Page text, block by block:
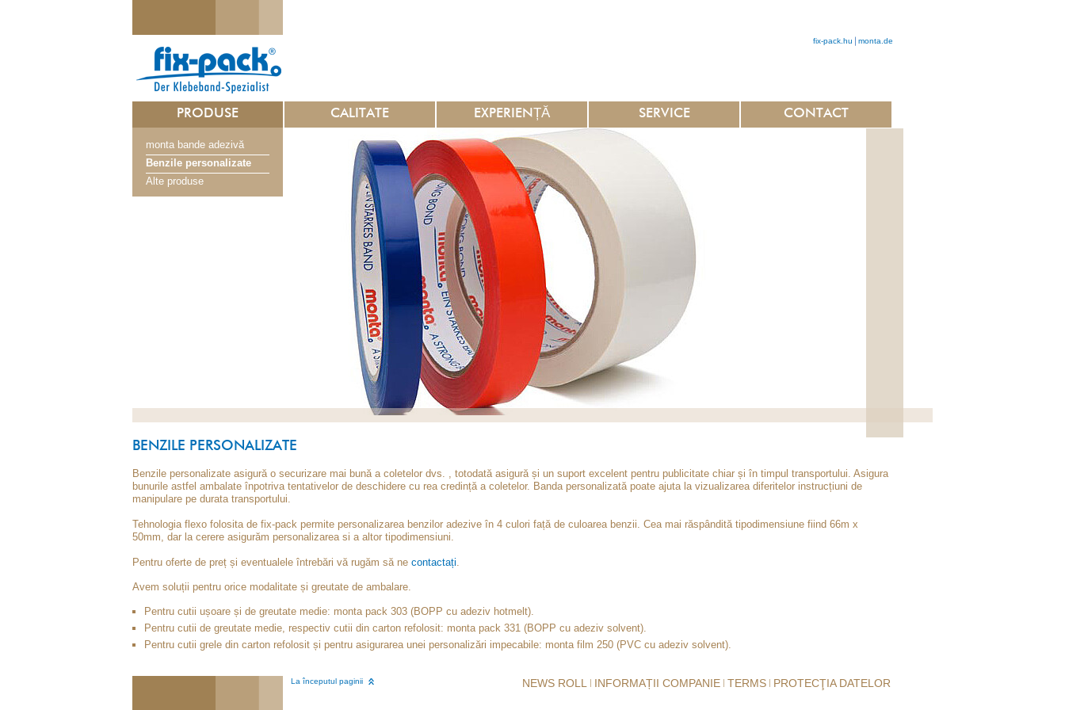
fix-pack.hu monta.de
PRODUSE
monta bande adezivă
Benzile personalizate
Alte produse
CALITATE EXPERIENȚĂ SERVICE CONTACT
BENZILE PERSONALIZATE
Benzile personalizate asigură o securizare mai bună a coletelor dvs. , totodată asigură și un suport excelent pentru publicitate chiar și în timpul transportului. Asigura
bunurile astfel ambalate înpotriva tentativelor de deschidere cu rea credință a coletelor. Banda personalizată poate ajuta la vizualizarea diferitelor instrucțiuni de
manipulare pe durata transportului.
Tehnologia flexo folosita de fix-pack permite personalizarea benzilor adezive în 4 culori față de culoarea benzii. Cea mai răspândită tipodimensiune fiind 66m x
50mm, dar la cerere asigurăm personalizarea si a altor tipodimensiuni.
Pentru oferte de preț și eventualele întrebări vă rugăm să ne contactați.
Avem soluții pentru orice modalitate și greutate de ambalare.
Pentru cutii ușoare și de greutate medie: monta pack 303 (BOPP cu adeziv hotmelt).
Pentru cutii de greutate medie, respectiv cutii din carton refolosit: monta pack 331 (BOPP cu adeziv solvent).
Pentru cutii grele din carton refolosit și pentru asigurarea unei personalizări impecabile: monta film 250 (PVC cu adeziv solvent).
La începutul paginii NEWS ROLL INFORMAȚII COMPANIE TERMS PROTECŢIA DATELOR